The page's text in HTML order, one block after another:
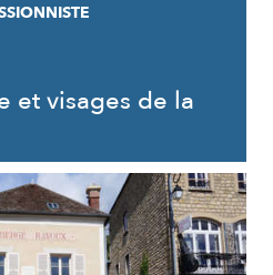
et visages de la